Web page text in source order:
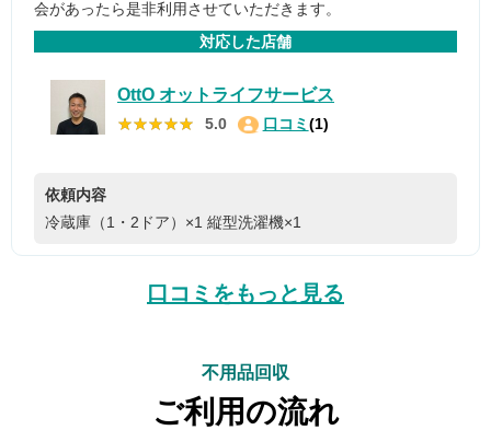
会があったら是非利用させていただきます。
対応した店舗
OttO オットライフサービス
★★★★★
★★★★★ 5.0 口コミ (1)
依頼内容
冷蔵庫（1・2ドア）×1 縦型洗濯機×1
口コミをもっと見る
不用品回収
ご利用の流れ